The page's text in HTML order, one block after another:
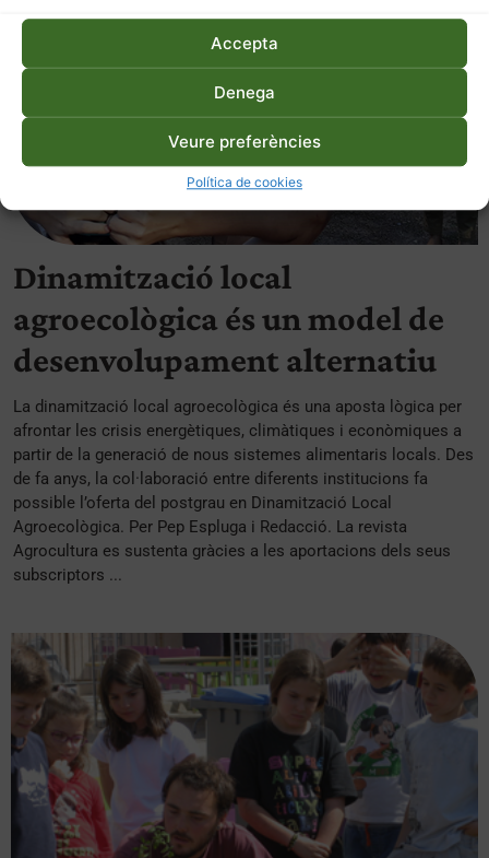
Accepta
Denega
Veure preferències
Política de cookies
Dinamització local
agroecològica és un model de
desenvolupament alternatiu
La dinamització local agroecològica és una aposta lògica per
afrontar les crisis energètiques, climàtiques i econòmiques a
partir de la generació de nous sistemes alimentaris locals. Des
de fa anys, la col·laboració entre diferents institucions fa
possible l’oferta del postgrau en Dinamització Local
Agroecològica. Per Pep Espluga i Redacció. La revista
Agrocultura es sustenta gràcies a les aportacions dels seus
subscriptors ...